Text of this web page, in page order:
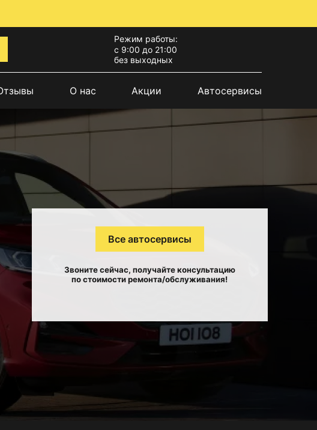
Режим работы:
с 9:00 до 21:00
без выходных
О нас Акции Автосервисы
Все автосервисы
Звоните сейчас, получайте консультацию
по стоимости ремонта/обслуживания!